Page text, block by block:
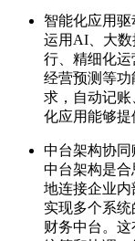
智能化应用驱
运用AI、大数
行、精细化
经营预测等
求，自动记
化应用能够提
中台架构协同
中台架构是
地连接企业内
实现多个系
财务中台。